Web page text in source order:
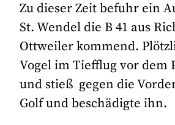
Zu dieser Zeit befuhr ein
St. Wendel die B 41 aus
Ottweiler kommend.
Vogel im Tiefflug vor dem
und stieß gegen die
Golf und beschädigte ihn.